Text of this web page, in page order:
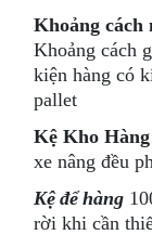
Khoảng cách
Khoảng cách
kiện hàng có
pallet
Kệ Kho Hàng
xe nâng đều
Kệ để hàng
rời khi cần